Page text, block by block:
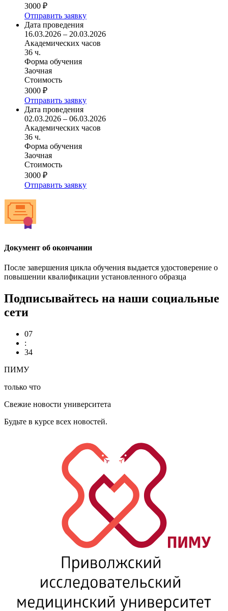
3000 ₽
Отправить заявку
Дата проведения
16.03.2026 – 20.03.2026
Академических часов
36 ч.
Форма обучения
Заочная
Стоимость
3000 ₽
Отправить заявку
Дата проведения
02.03.2026 – 06.03.2026
Академических часов
36 ч.
Форма обучения
Заочная
Стоимость
3000 ₽
Отправить заявку
Документ об окончании
После завершения цикла обучения выдается удостоверение о
повышении квалификации установленного образца
Подписывайтесь на наши социальные
сети
07
:
34
ПИМУ
только что
Свежие новости университета
Будьте в курсе всех новостей.